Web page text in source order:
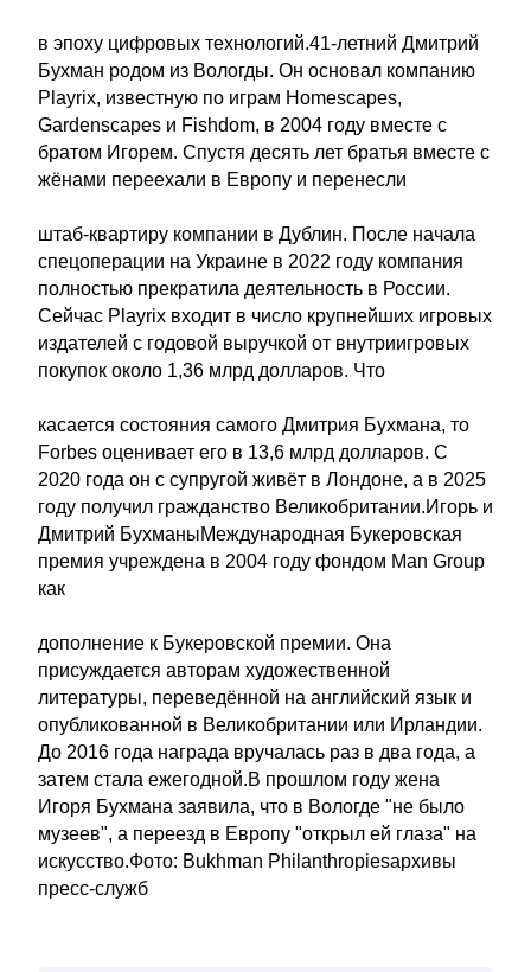
в эпоху цифровых технологий.41-летний Дмитрий
Бухман родом из Вологды. Он основал компанию
Playrix, известную по играм Homescapes,
Gardenscapes и Fishdom, в 2004 году вместе с
братом Игорем. Спустя десять лет братья вместе с
жёнами переехали в Европу и перенесли
штаб-квартиру компании в Дублин. После начала
спецоперации на Украине в 2022 году компания
полностью прекратила деятельность в России.
Сейчас Playrix входит в число крупнейших игровых
издателей с годовой выручкой от внутриигровых
покупок около 1,36 млрд долларов. Что
касается состояния самого Дмитрия Бухмана, то
Forbes оценивает его в 13,6 млрд долларов. С
2020 года он с супругой живёт в Лондоне, а в 2025
году получил гражданство Великобритании.Игорь и
Дмитрий БухманыМеждународная Букеровская
премия учреждена в 2004 году фондом Man Group
как
дополнение к Букеровской премии. Она
присуждается авторам художественной
литературы, переведённой на английский язык и
опубликованной в Великобритании или Ирландии.
До 2016 года награда вручалась раз в два года, а
затем стала ежегодной.В прошлом году жена
Игоря Бухмана заявила, что в Вологде "не было
музеев", а переезд в Европу "открыл ей глаза" на
искусство.Фото: Bukhman Philanthropiesархивы
пресс-служб